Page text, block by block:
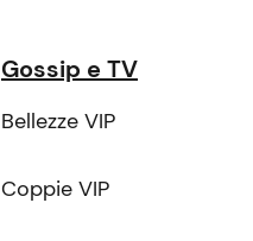
Gossip e TV
Bellezze VIP
Coppie VIP